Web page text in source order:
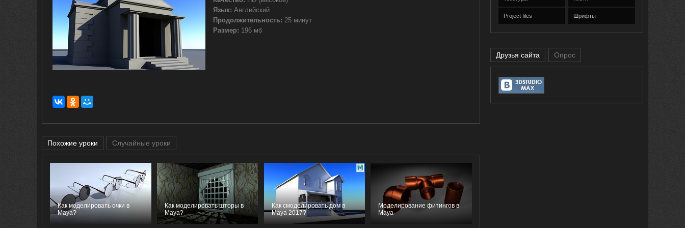
Язык: Английский
Продолжительность: 25 минут
Размер: 196 мб
Похожие уроки Случайные уроки
Как моделировать очки в
Maya?
Как моделировать шторы в
Maya?
Как смоделировать дом в
Maya 2017?
Моделирование фитингов в
Maya
Project files Шрифты
Друзья сайта Опрос